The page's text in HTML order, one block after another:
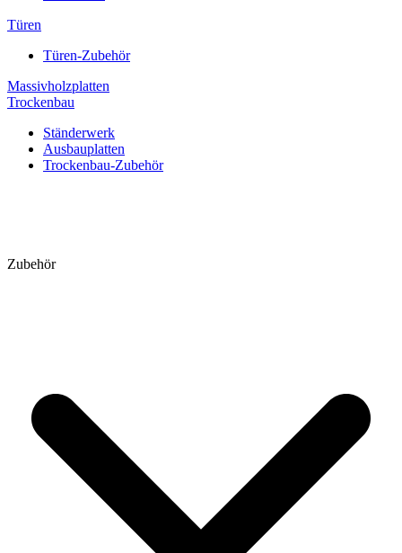
Türen
Türen-Zubehör
Massivholzplatten
Trockenbau
Ständerwerk
Ausbauplatten
Trockenbau-Zubehör
Zubehör